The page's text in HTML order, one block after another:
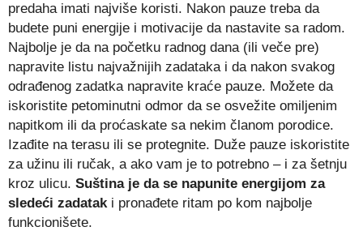
predaha imati najviše koristi. Nakon pauze treba da
budete puni energije i motivacije da nastavite sa radom.
Najbolje je da na početku radnog dana (ili veče pre)
napravite listu najvažnijih zadataka i da nakon svakog
odrađenog zadatka napravite kraće pauze. Možete da
iskoristite petominutni odmor da se osvežite omiljenim
napitkom ili da proćaskate sa nekim članom porodice.
Izađite na terasu ili se protegnite. Duže pauze iskoristite
za užinu ili ručak, a ako vam je to potrebno – i za šetnju
kroz ulicu. Suština je da se napunite energijom za
sledeći zadataki pronađete ritam po kom najbolje
funkcionišete.